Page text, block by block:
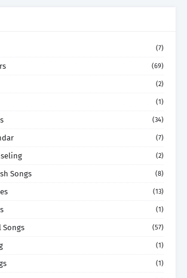
(7)
(69)
(2)
(1)
(34)
(7)
(2)
Songs (8)
(13)
(1)
Songs (57)
(1)
(1)